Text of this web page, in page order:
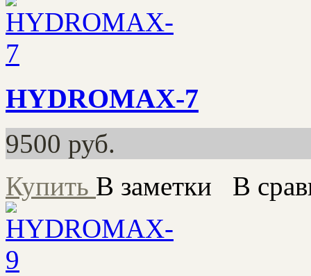
HYDROMAX-7
9500 руб.
Купить В заметки В